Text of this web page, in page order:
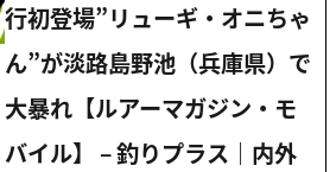
行初登場”リューギ・オニちゃ
ん”が淡路島野池（兵庫県）で
大暴れ【ルアーマガジン・モ
バイル】 – 釣りプラス｜内外